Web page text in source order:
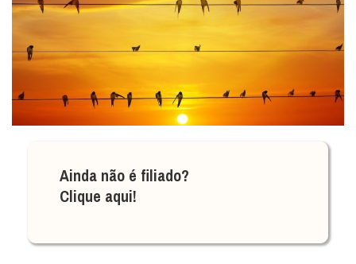
Ainda não é filiado?
Clique aqui!